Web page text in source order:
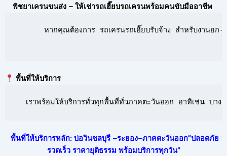
พิชยาเครนขนส่ง – ให้เช่ารถเฮี๊ยบรถเครนพร้อมคนขับมืออาชีพ
หากคุณต้องการ รถเครนรถเฮี๊ยบรับจ้าง สำหรับงานยก
พื้นที่ให้บริการ
เราพร้อมให้บริการทั่วทุกพื้นที่ทั่วภาคตะวันออก อาทิเช่น บาง
พื้นที่ให้บริการหลัก: บ่อวินชลบุรี –ระยอง–ภาคตะวันออก“ปลอดภัย
รวดเร็ว ราคายุติธรรม พร้อมบริการทุกวัน”